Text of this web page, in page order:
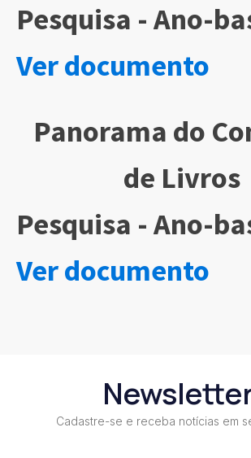
Pesquisa - Ano-
Ver documento
Panorama do
de Livros
Pesquisa - Ano-
Ver documento
Cadastre-se e receba notícias em